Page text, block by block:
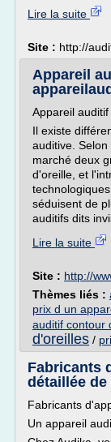
Lire la suite
Site : http://
Appareil
Appareil
Il existe
auditive.
marché deux
d'oreille, et
séduisent de
auditifs dits
Lire la suite
Site : http://
Thèmes liés :
prix d un
auditif contour
d'oreilles /
Fabricants
détaillée de
Fabricants
Un appareil